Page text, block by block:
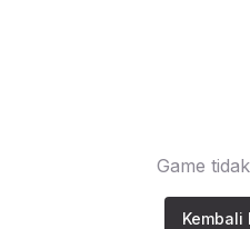
Game
Kembali